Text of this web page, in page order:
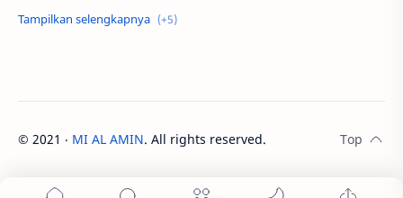
EMIS GTK KARYA PESERTA DIDIK
Verval PD
© 2021 ‧ MI AL AMIN. All rights reserved.